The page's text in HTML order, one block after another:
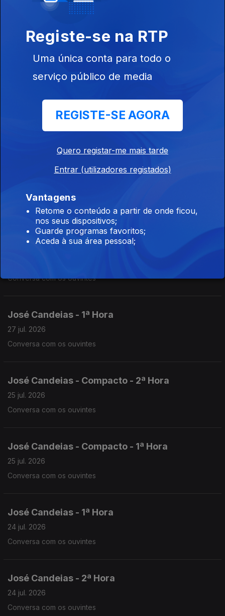
Conversa com os ouvintes
Conversa com os ouvintes
José Candeias - 2ª Hora
28 jul. 2026
Conversa com os ouvintes
28 jul. 2026
Conversa com os ouvintes
José Candeias - 2ª Hora
Conversa com os ouvintes
José Candeias - 1ª Hora
27 jul. 2026
Conversa com os ouvintes
José Candeias - Compacto - 2ª Hora
25 jul. 2026
Conversa com os ouvintes
José Candeias - Compacto - 1ª Hora
25 jul. 2026
Conversa com os ouvintes
José Candeias - 1ª Hora
24 jul. 2026
Conversa com os ouvintes
José Candeias - 2ª Hora
24 jul. 2026
Conversa com os ouvintes
Registe-se na RTP
Uma única conta para todo o
serviço público de media
REGISTE-SE AGORA
Quero registar-me mais tarde
Entrar (utilizadores registados)
Vantagens
Retome o conteúdo a partir de onde ficou,
nos seus dispositivos;
Guarde programas favoritos;
Aceda à sua área pessoal;